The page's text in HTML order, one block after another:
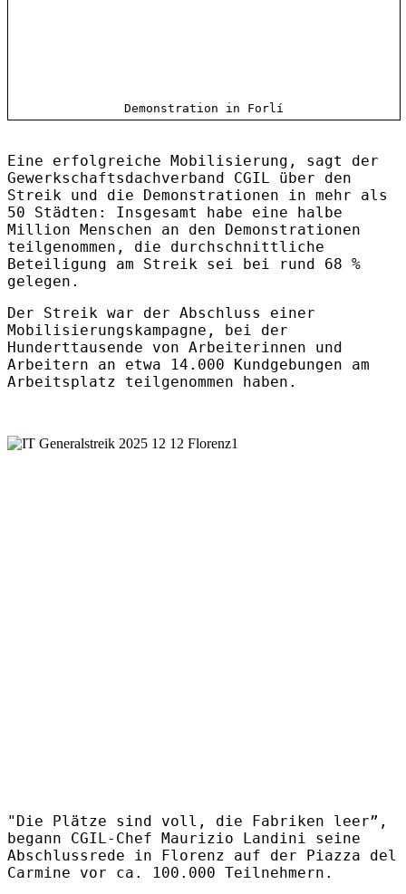
Demonstration in Forlí
Eine erfolgreiche Mobilisierung, sagt der
Gewerkschaftsdachverband CGIL über den
Streik und die Demonstrationen in mehr als
50 Städten: Insgesamt habe eine halbe
Million Menschen an den Demonstrationen
teilgenommen, die durchschnittliche
Beteiligung am Streik sei bei rund 68 %
gelegen.
Der Streik war der Abschluss einer
Mobilisierungskampagne, bei der
Hunderttausende von Arbeiterinnen und
Arbeitern an etwa 14.000 Kundgebungen am
Arbeitsplatz teilgenommen haben.
"Die Plätze sind voll, die Fabriken leer”,
begann CGIL-Chef Maurizio Landini seine
Abschlussrede in Florenz auf der Piazza del
Carmine vor ca. 100.000 Teilnehmern.